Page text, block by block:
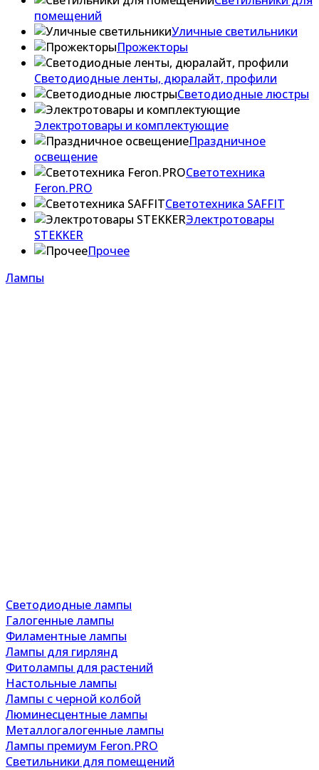
помещений
Уличные светильники
Прожекторы
Светодиодные ленты, дюралайт, профили
Светодиодные люстры
Электротовары и комплектующие
Праздничное
освещение
Светотехника
Feron.PRO
Светотехника SAFFIT
Электротовары
STEKKER
Прочее
Лампы
Светодиодные лампы
Галогенные лампы
Филаментные лампы
Лампы для гирлянд
Фитолампы для растений
Настольные лампы
Лампы с черной колбой
Люминесцентные лампы
Металлогалогенные лампы
Лампы премиум Feron.PRO
Светильники для помещений